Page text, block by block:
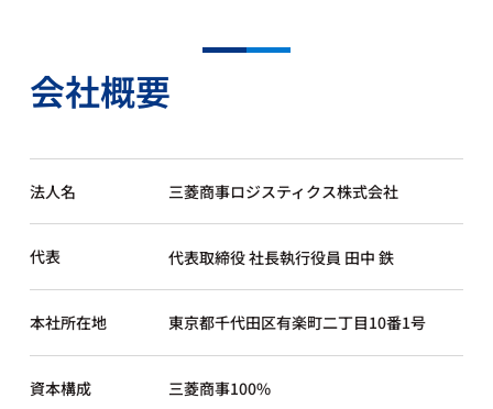
に対応しており、通常輸送だけでなく、突発的な
納期変更や緊急輸送といったニーズに対しても、
標準化された対応ではなく現場ごとにカスタマイ
会社概要
法人名 三菱商事ロジスティクス株式会社
代表 代表取締役 社長執行役員 田中 鉄
本社所在地 東京都千代田区有楽町二丁目10番1号
資本構成 三菱商事100%